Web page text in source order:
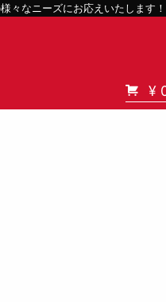
々なニーズにお応えいたします！
¥